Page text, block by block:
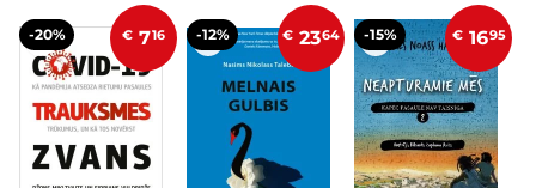
-20% € 716 -12% € 2364 -15% € 1695